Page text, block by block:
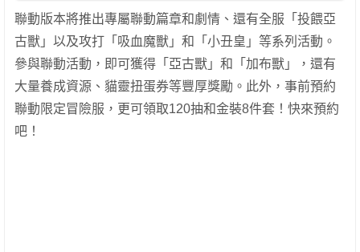
聯動版本將推出專屬聯動篇章和劇情、還有全服「投餵亞
古獸」以及攻打「吸血魔獸」和「小丑皇」等系列活動。
參與聯動活動，即可獲得「亞古獸」和「加布獸」，還有
大量養成資源、貓靈扭蛋券等豐厚獎勵。此外，事前預約
聯動限定冒險服，更可領取120抽和金裝8件套！快來預約
吧！